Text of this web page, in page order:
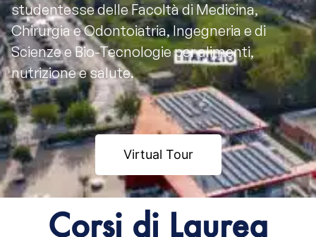
studentesse delle Facoltà di Medicina,
Chirurgia e Odontoiatria, Ingegneria e di
Scienze e Bio-Tecnologie per alimenti,
nutrizione e salute.
Virtual Tour
Corsi di Laurea